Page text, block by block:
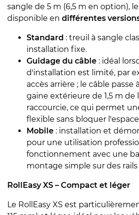
sangle de 5 m (6,5 m en option),
disponible en différentes
Standard : treuil à sangle
installation fixe.
Guidage du câble : idéal
d'installation est limité, par
accès arrière ; le câble passe
gaine extérieure de 1,5 m
raccourcie, ce qui permet
flexible sans bloquer
Mobile : installation et
pour une utilisation
fonctionnement avec une
montage simple sur des rails
RollEasy XS – Compact et léger
Le RollEasy XS est